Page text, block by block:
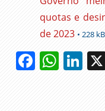
quotas e
de 2023 • 228